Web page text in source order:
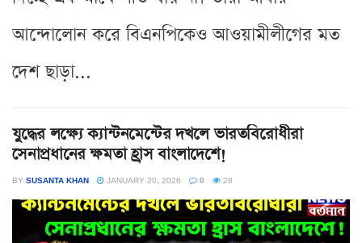
আন্দোলোন করে বিএনপিকেও আওয়ামীলীগের মত
দেশ ছাড়া...
যুদ্ধের লক্ষ্যে ক্যান্টনমেন্টের দখলে ভারতবিরোধীরা
সেনাপ্রধানের ক্ষমতা হ্রাস বাংলাদেশে!
BY SUSANTA KHAN JANUARY 20, 2026 0 28